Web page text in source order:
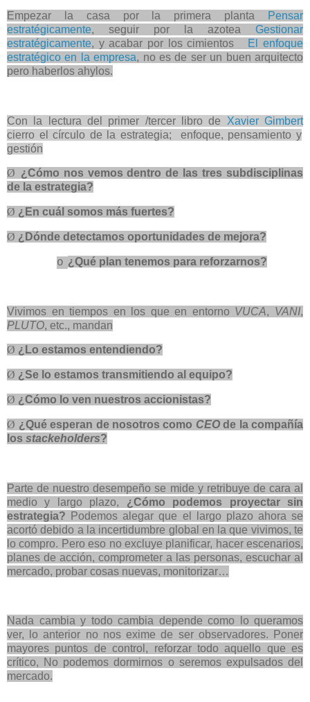
Empezar la casa por la primera planta
Pensar
estratégicamente, seguir por la azotea Gestionar
estratégicamente, y acabar por los cimientos
El enfoque
estratégico en la empresa, no es de ser un buen arquitecto
pero haberlos ahylos.
Con la lectura del primer /tercer libro de Xavier Gimbert
cierro el círculo de la estrategia; enfoque, pensamiento y
gestión
Ø ¿Cómo nos vemos dentro de las tres subdisciplinas
de la estrategia?
Ø ¿En cuál somos más fuertes?
Ø ¿Dónde detectamos oportunidades de mejora?
o ¿Qué plan tenemos para reforzarnos?
Vivimos en tiempos en los que en entorno VUCA, VANI,
PLUTO, etc., mandan
Ø ¿Lo estamos entendiendo?
Ø ¿Se lo estamos transmitiendo al equipo?
Ø ¿Cómo lo ven nuestros accionistas?
Ø ¿Qué esperan de nosotros como CEOde la compañía
los stackeholders?
Parte de nuestro desempeño se mide y retribuye de cara al
medio y largo plazo, ¿Cómo podemos proyectar sin
estrategia?
Podemos alegar que el largo plazo ahora se
acortó debido a la incertidumbre global en la que vivimos, te
lo compro. Pero eso no excluye planificar, hacer escenarios,
planes de acción, comprometer a las personas, escuchar al
mercado, probar cosas nuevas, monitorizar…
Nada cambia y todo cambia depende como lo queramos
ver, lo anterior no nos exime de ser observadores. Poner
mayores puntos de control, reforzar todo aquello que es
crítico, No podemos dormirnos o seremos expulsados del
mercado.